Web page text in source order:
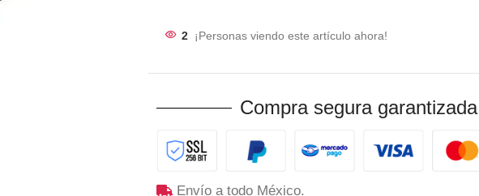
2 ¡Personas viendo este artículo ahora!
Compra segura garantizada
Envío a todo México.